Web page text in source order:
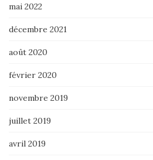
mai 2022
décembre 2021
août 2020
février 2020
novembre 2019
juillet 2019
avril 2019